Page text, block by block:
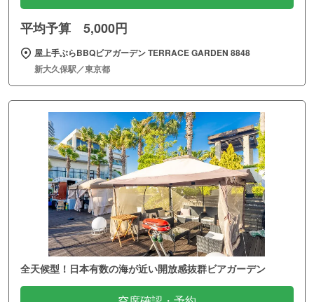
平均予算 5,000円
屋上手ぶらBBQビアガーデン TERRACE GARDEN 8848
新大久保駅／東京都
全天候型！日本有数の海が近い開放感抜群ビアガーデン